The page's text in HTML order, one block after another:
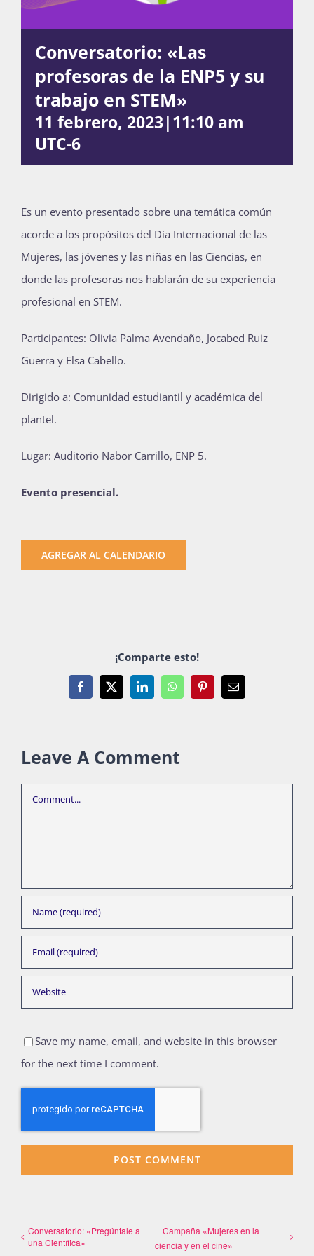
Actividades
La Boletina
Blog
Recursos
Súmate
Publicaciones
Bienvenida generación 2027-1
Conversatorio: «Las
profesoras de la ENP5 y su
trabajo en STEM»
11 febrero, 2023|11:10 am
UTC-6
Es un evento presentado sobre una temática común
acorde a los propósitos del Día Internacional de las
Mujeres, las jóvenes y las niñas en las Ciencias, en
donde las profesoras nos hablarán de su experiencia
profesional en STEM.
Participantes: Olivia Palma Avendaño, Jocabed Ruiz
Guerra y Elsa Cabello.
Dirigido a: Comunidad estudiantil y académica del
plantel.
Lugar: Auditorio Nabor Carrillo, ENP 5.
Evento presencial.
AGREGAR AL CALENDARIO
¡Comparte esto!
Facebook
X LinkedInWhatsAppPinterestEmail
Leave A Comment
Comment
Save my name, email, and website in this browser
for the next time I comment.
Conversatorio: «Pregúntale a
una Científica»
Campaña «Mujeres en la
ciencia y en el cine»